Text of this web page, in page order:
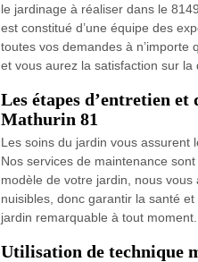
le jardinage à réaliser dans le
est constitué d’une équipe des
toutes vos demandes à n’importe
et vous aurez la satisfaction sur la
Les étapes d’entretien
Mathurin 81
Les soins du jardin vous assurent
Nos services de maintenance
modèle de votre jardin, nous
nuisibles, donc garantir la santé
jardin remarquable à tout moment.
Utilisation de technique